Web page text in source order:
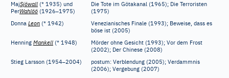
MajSjöwall (* 1935) und
PerWahlöö (1926–1975)
Die Tote im Götakanal (1965); Die Terroristen
(1975)
Donna Leon (* 1942)
Venezianisches Finale (1993); Beweise, dass es
böse ist (2005)
Henning Mankell (* 1948)
Mörder ohne Gesicht (1993); Vor dem Frost
(2002); Der Chinese (2008)
Stieg Larsson (1954–2004)
postum: Verblendung (2005); Verdammnis
(2006); Vergebung (2007)